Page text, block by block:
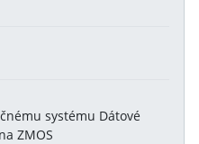
systému Dátové
ZMOS